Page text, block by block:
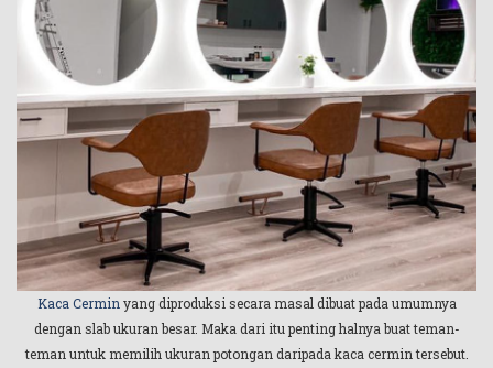
Kaca Cermin yang diproduksi secara masal dibuat pada umumnya
dengan slab ukuran besar. Maka dari itu penting halnya buat teman-
teman untuk memilih ukuran potongan daripada kaca cermin tersebut.